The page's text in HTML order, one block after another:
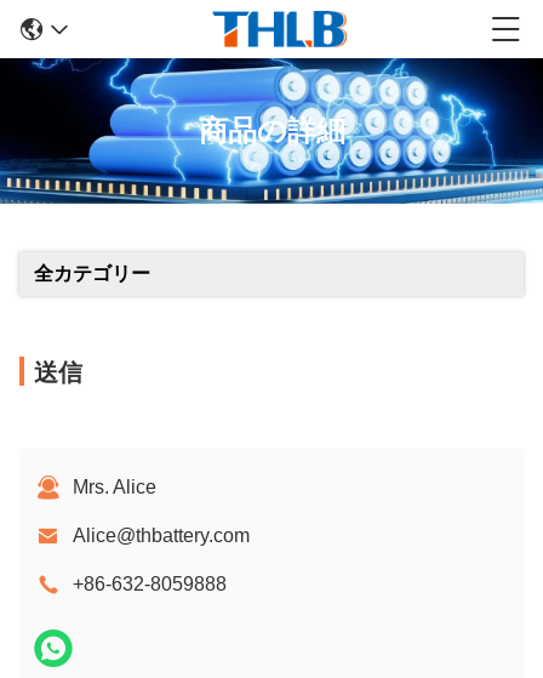
商品の詳細
全カテゴリー
送信
Mrs. Alice
Alice@thbattery.com
+86-632-8059888